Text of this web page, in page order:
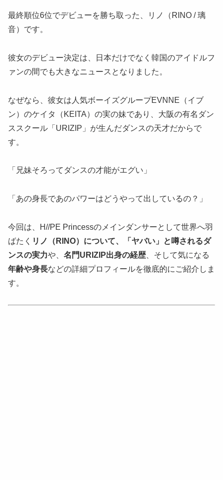
最終順位6位でデビューを勝ち取った、リノ（RINO / 璃
音）です。
彼女のデビュー決定は、日本だけでなく韓国のアイドルフ
ァンの間でも大きなニュースとなりました。
なぜなら、彼女は人気ボーイズグループEVNNE（イブ
ン）のケイタ（KEITA）の実の妹であり、大阪の有名ダン
ススクール「URIZIP」が生んだダンスの天才だからで
す。
「兄妹そろってダンスの才能がエグい」
「あの身長であのパワーはどうやって出しているの？」
今回は、H//PE Princessのメインダンサーとして世界へ羽
ばたく リノ（RINO）について、「ヤバい」と噂されるダ
ンスの実力や、 名門URIZIP出身の経歴 、そして気になる
年齢や身長などの詳細プロフィールを徹底的にご紹介しま
す。